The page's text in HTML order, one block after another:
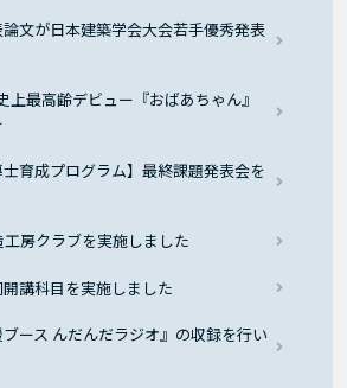
文が日本建築学会大会若手優秀発表
上最高齢デビュー『おばあちゃん』
士育成プログラム】最終課題発表会を
房クラブを実施しました
講科目を実施しました
ース んだんだラジオ』の収録を行い